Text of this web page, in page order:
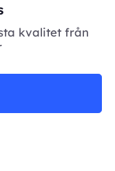
kvalitet från